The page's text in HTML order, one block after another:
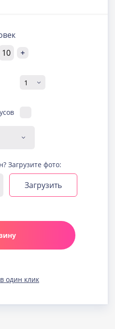
начинка
о начинке
с ягодами
о начинке
о начинке
Загрузите фото:
Загрузить
один клик